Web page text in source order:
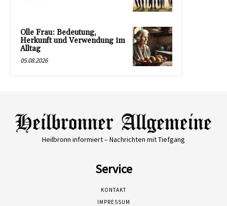
Olle Frau: Bedeutung,
Herkunft und Verwendung im
Alltag
05.08.2026
Heilbronn informiert – Nachrichten mit Tiefgang
Service
KONTAKT
IMPRESSUM